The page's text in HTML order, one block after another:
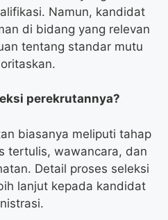
Namun, kandidat
di bidang yang relevan
tentang standar mutu
perekrutannya?
biasanya meliputi tahap
tertulis, wawancara, dan
Detail proses seleksi
lanjut kepada kandidat